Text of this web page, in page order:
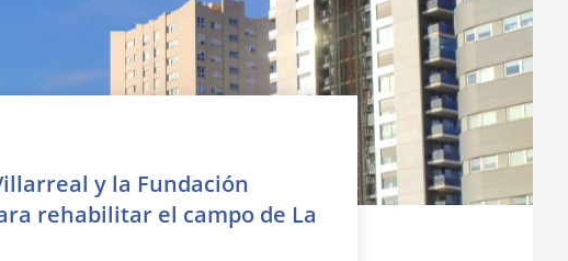
y la Fundación
rehabilitar el campo de La